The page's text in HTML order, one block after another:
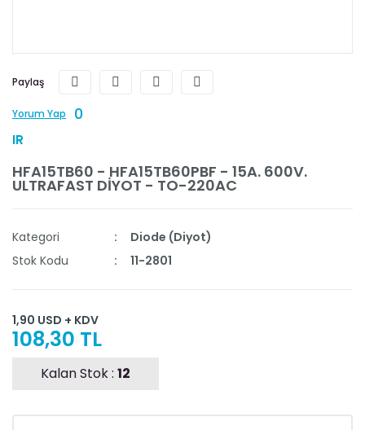
Paylaş
Yorum Yap 0
IR
HFA15TB60 - HFA15TB60PBF - 15A. 600V.
ULTRAFAST DİYOT - TO-220AC
Kategori
Diode (Diyot)
Stok Kodu
11-2801
1,90 USD + KDV
108,30 TL
Kalan Stok : 12